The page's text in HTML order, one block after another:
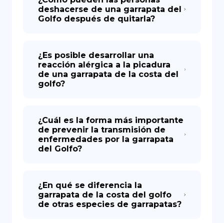
deshacerse de una garrapata del
Golfo después de quitarla?
¿Es posible desarrollar una
reacción alérgica a la picadura
de una garrapata de la costa del
golfo?
¿Cuál es la forma más importante
de prevenir la transmisión de
enfermedades por la garrapata
del Golfo?
¿En qué se diferencia la
garrapata de la costa del golfo
de otras especies de garrapatas?